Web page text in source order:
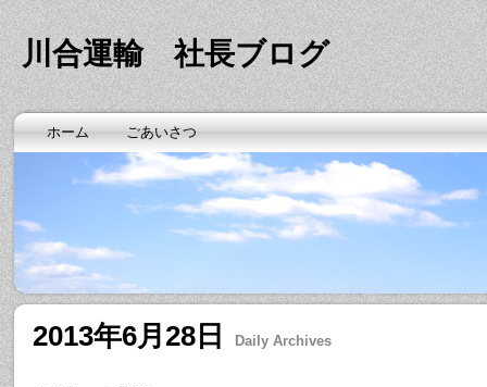
川合運輸 社長ブログ
ホーム ごあいさつ
2013年6月28日 Daily Archives